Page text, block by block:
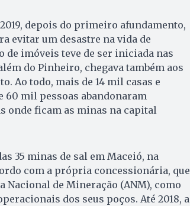
depois do primeiro afundamento,
evitar um desastre na vida de
de imóveis teve de ser iniciada nas
do Pinheiro, chegava também aos
Ao todo, mais de 14 mil casas e
60 mil pessoas abandonaram
onde ficam as minas na capital
35 minas de sal em Maceió, na
com a própria concessionária, que
Nacional de Mineração (ANM), como
dos seus poços. Até 2018, a